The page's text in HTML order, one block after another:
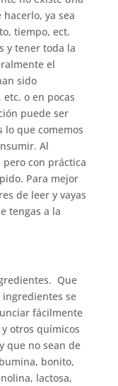
ya sea
tiempo, ect.
y tener toda la
el
sido
o en pocas
puede ser
lo que comemos
Al
con práctica
Para mejor
de leer y vayas
tengas a la
Que
se
fácilmente
otros químicos
que no sean de
bonito,
lactosa,